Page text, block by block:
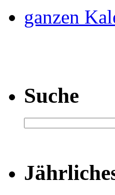
ganzen
Suche